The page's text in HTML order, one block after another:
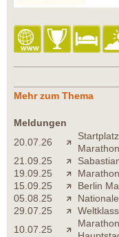
Mehr zum Thema
Meldungen
20.07.26
Marathon
21.09.25
19.09.25
15.09.25
Berlin
05.08.25
29.07.25
10.07.25